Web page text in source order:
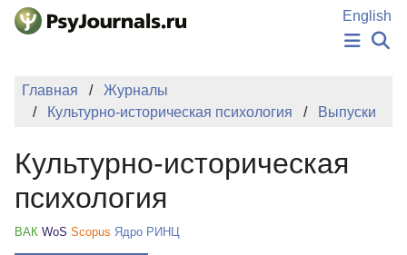
Перейти к основному содержанию
English
НОВОСТИ
БАЗА ЗНАНИЙ
КЛЮЧЕВЫЕ СЛОВА
Регистрация
Главная
Журналы
Культурно-историческая психология
Выпуски
Культурно-историческая
психология
ВАК WoS Scopus Ядро РИНЦ